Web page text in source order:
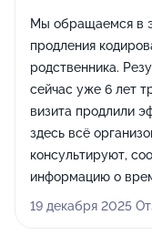
Мы обращаемся в
продления
родственника.
сейчас уже 6 лет
визита продлили
здесь всё
консультируют,
информацию о
производят
19 декабря 2025